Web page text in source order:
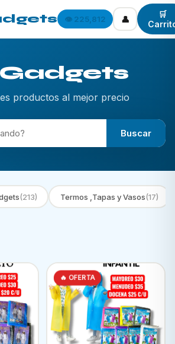
👁️ 225,812 👤
🛒
productos al mejor precio
Buscar
(213) Termos ,Tapas y Vasos(17)
🔥 OFERTA